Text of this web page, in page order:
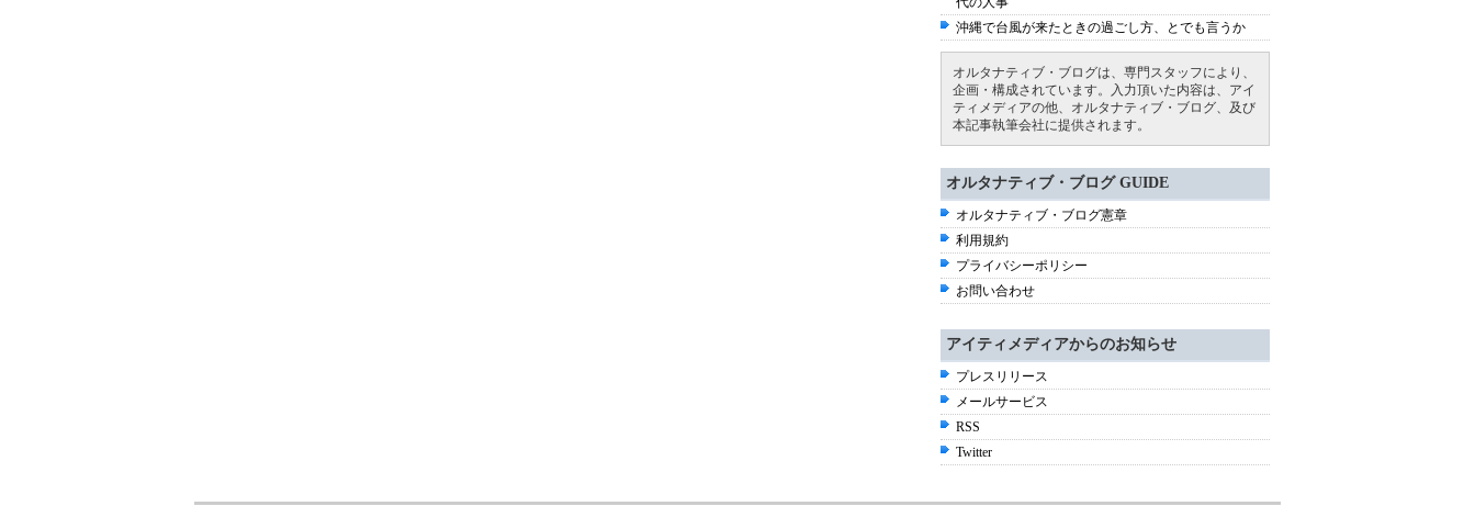
沖縄で台風が来たときの過ごし方、とでも言うか
オルタナティブ・ブログは、専門スタッフにより、
企画・構成されています。入力頂いた内容は、アイ
ティメディアの他、オルタナティブ・ブログ、及び
本記事執筆会社に提供されます。
オルタナティブ・ブログ GUIDE
オルタナティブ・ブログ憲章
利用規約
プライバシーポリシー
お問い合わせ
アイティメディアからのお知らせ
プレスリリース
メールサービス
RSS
Twitter